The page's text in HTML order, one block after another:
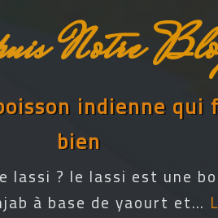
Notre
indienne qui
bien
lassi ? le lassi est une
à base de yaourt et…